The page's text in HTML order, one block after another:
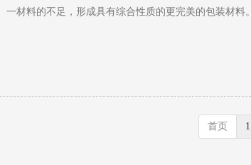
一材料的不足，形成具有综合性质的更完美的包装材料。
首页 1